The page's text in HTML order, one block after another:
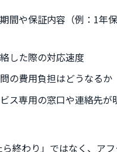
間や保証内容（例：1年
した際の対応速度
の費用負担はどうなるか
ス専用の窓口や連絡先が
ら終わり」ではなく、ア